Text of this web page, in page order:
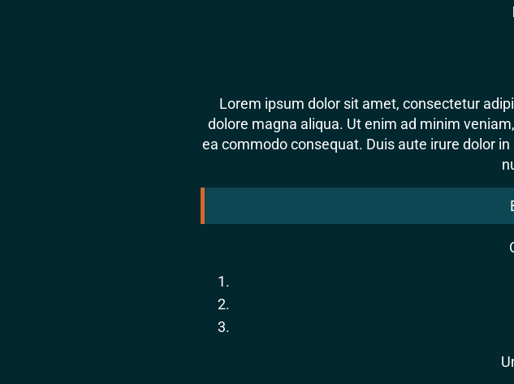
Lorem ipsum dolor sit amet, consectetur
dolore magna aliqua. Ut enim ad minim
ea commodo consequat. Duis aute irure dolor